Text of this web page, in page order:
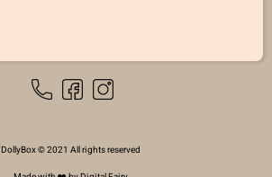
DollyBox © 2021 All rights reserved